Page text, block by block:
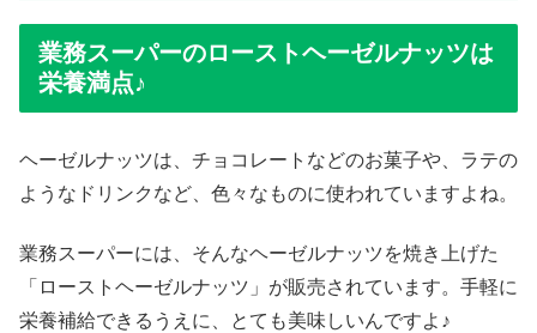
業務スーパーのローストヘーゼルナッツは
栄養満点♪
ヘーゼルナッツは、チョコレートなどのお菓子や、ラテの
ようなドリンクなど、色々なものに使われていますよね。
業務スーパーには、そんなヘーゼルナッツを焼き上げた
「ローストヘーゼルナッツ」が販売されています。手軽に
栄養補給できるうえに、とても美味しいんですよ♪